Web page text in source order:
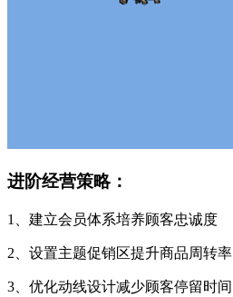
进阶经营策略：
1、建立会员体系培养顾客忠诚度
2、设置主题促销区提升商品周转率
3、优化动线设计减少顾客停留时间